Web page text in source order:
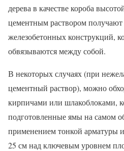
дерева в качестве короба
цементным раствором
железобетонных конструкций,
обвязываются между собой.
В некоторых случаях (при
цементный раствор), можно
кирпичами или шлакоблоками,
подготовленные ямы на самом
применением тонкой арматуры
25 см над ключевым уровнем